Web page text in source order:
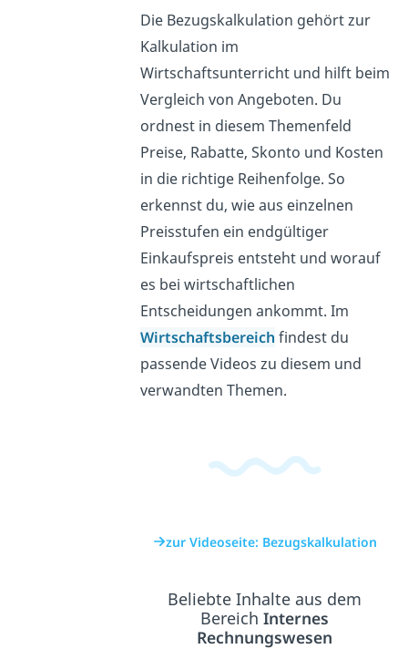
Die Bezugskalkulation gehört zur
Kalkulation im
Wirtschaftsunterricht und hilft beim
Vergleich von Angeboten. Du
ordnest in diesem Themenfeld
Preise, Rabatte, Skonto und Kosten
in die richtige Reihenfolge. So
erkennst du, wie aus einzelnen
Preisstufen ein endgültiger
Einkaufspreis entsteht und worauf
es bei wirtschaftlichen
Entscheidungen ankommt. Im
Wirtschaftsbereich findest du
passende Videos zu diesem und
verwandten Themen.
zur Videoseite: Bezugskalkulation
Beliebte Inhalte aus dem
BereichInternes
Rechnungswesen